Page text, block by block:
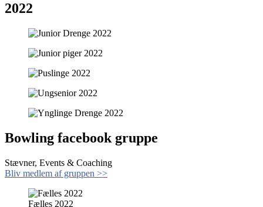
2022
Bowling facebook gruppe
Stævner, Events & Coaching
Bliv medlem af gruppen >>
Fælles 2022